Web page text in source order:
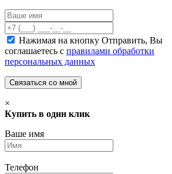
Нажимая на кнопку Отправить, Вы
соглашаетесь с правилами обработки
персональных данных
×
Купить в один клик
Ваше имя
Телефон